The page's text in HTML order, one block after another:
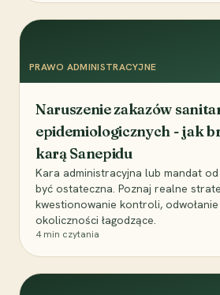
PRAWO ADMINISTRACYJNE
Naruszenie zakazów
epidemiologicznych - jak
karą Sanepidu
Kara administracyjna lub mandat od
być ostateczna. Poznaj realne
kwestionowanie kontroli,
okoliczności łagodzące.
4min czytania